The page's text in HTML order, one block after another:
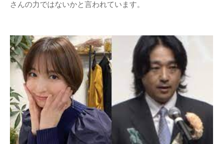
さんの力ではないかと言われています。